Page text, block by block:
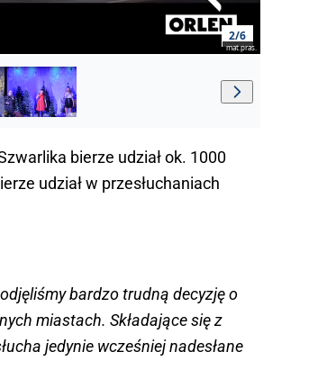
2/6
mat.pras.
bierze udział ok. 1000
udział w przesłuchaniach
bardzo trudną decyzję o
miastach. Składające się z
jedynie wcześniej nadesłane